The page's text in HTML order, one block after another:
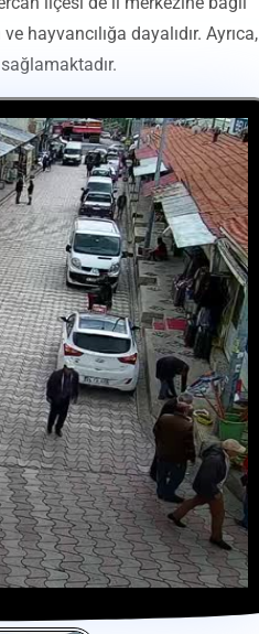
hayvancılığa dayalıdır. Ayrıca,